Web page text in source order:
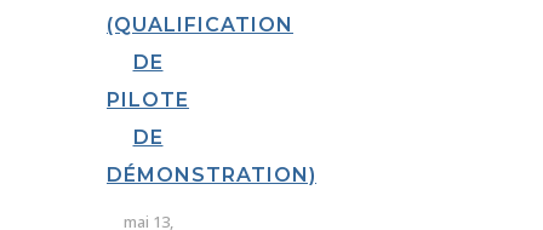
(QUALIFICATION
DE
PILOTE
DE
DÉMONSTRATION)
mai 13,